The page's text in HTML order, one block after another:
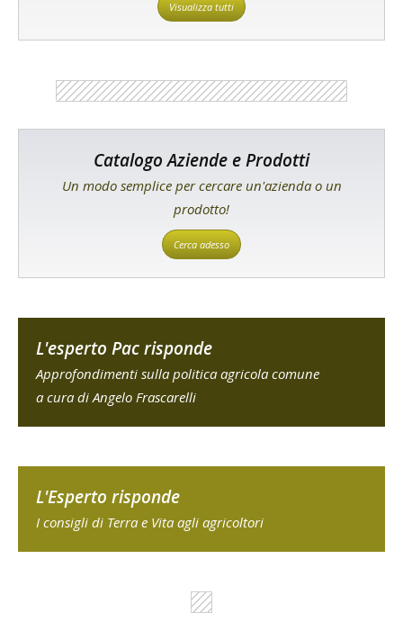
Visualizza tutti
Catalogo Aziende e Prodotti
Un modo semplice per cercare un'azienda o un
prodotto!
Cerca adesso
L'esperto Pac risponde
Approfondimenti sulla politica agricola comune
a cura di Angelo Frascarelli
L'Esperto risponde
I consigli di Terra e Vita agli agricoltori